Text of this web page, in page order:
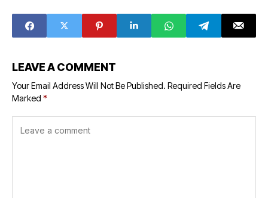
Gimik
Rumah bagi Jabar,
Apa Sajakah Itu?
LEAVE A COMMENT
Your Email Address Will Not Be Published. Required Fields Are
Marked *